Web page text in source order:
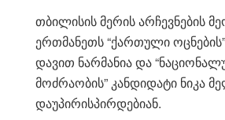
თბილისის მერის არჩევნების
ერთმანეთს “ქართული
დავით ნარმანია და
მოძრაობის” კანდიდატი ნიკა
დაუპირისპირდებიან.